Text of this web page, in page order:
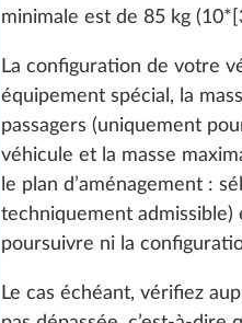
minimale est de 85 kg
La configuration de votre
équipement spécial, la
passagers (uniquement
véhicule et la masse
le plan d’aménagement :
techniquement
poursuivre ni la
Le cas échéant, vérifiez